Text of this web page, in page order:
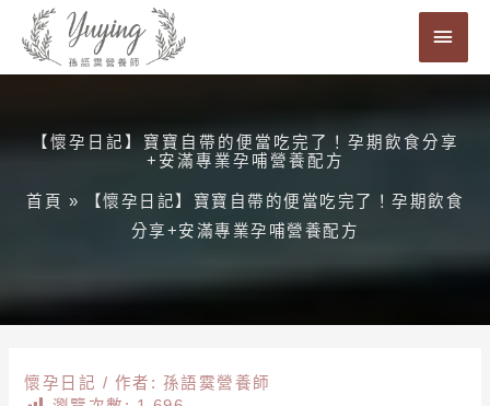
主
主
要
【懷孕日記】寶寶自帶的便當吃完了！孕期飲食分享
+安滿專業孕哺營養配方
首頁 »
【懷孕日記】寶寶自帶的便當吃完了！孕期飲食
分享+安滿專業孕哺營養配方
懷孕日記 / 作者: 孫語霙營養師